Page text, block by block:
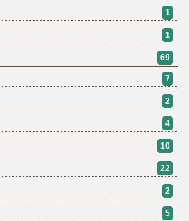
1
1
69
7
2
4
10
22
2
5